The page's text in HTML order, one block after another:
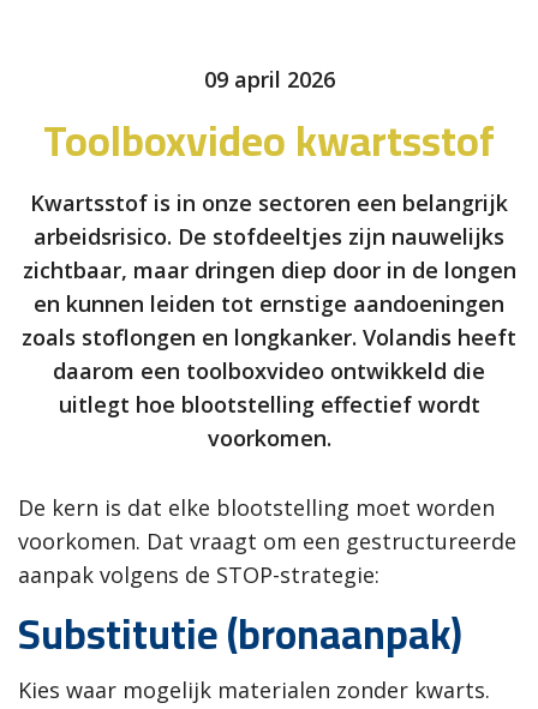
09 april 2026
Toolboxvideo kwartsstof
Kwartsstof is in onze sectoren een belangrijk
arbeidsrisico. De stofdeeltjes zijn nauwelijks
zichtbaar, maar dringen diep door in de longen
en kunnen leiden tot ernstige aandoeningen
zoals stoflongen en longkanker. Volandis heeft
daarom een toolboxvideo ontwikkeld die
uitlegt hoe blootstelling effectief wordt
voorkomen.
De kern is dat elke blootstelling moet worden
voorkomen. Dat vraagt om een gestructureerde
aanpak volgens de STOP-strategie:
Substitutie (bronaanpak)
Kies waar mogelijk materialen zonder kwarts.